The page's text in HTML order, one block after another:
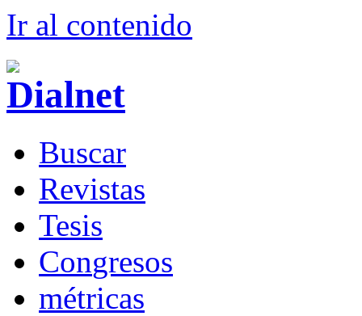
Ir al contenido
Buscar
Revistas
Tesis
Congresos
métricas